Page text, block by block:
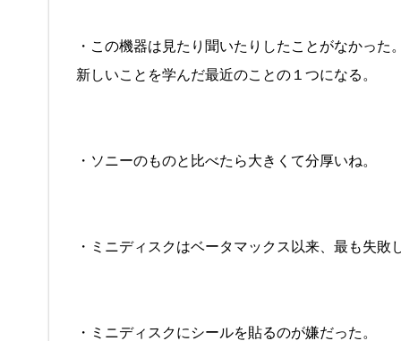
・この機器は見たり聞いたりしたことがなかった
新しいことを学んだ最近のことの１つになる。
・ソニーのものと比べたら大きくて分厚いね。
・ミニディスクはベータマックス以来、最も失敗
・ミニディスクにシールを貼るのが嫌だった。